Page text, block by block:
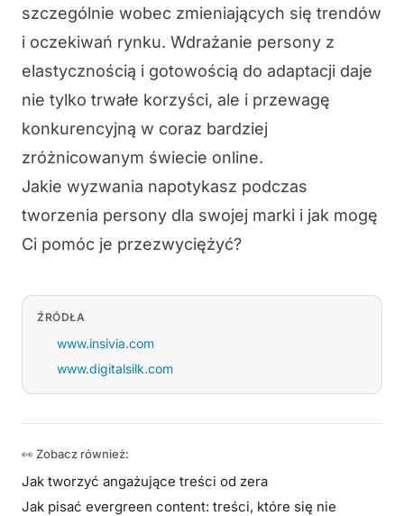
szczególnie wobec zmieniających się trendów
i oczekiwań rynku. Wdrażanie persony z
elastycznością i gotowością do adaptacji daje
nie tylko trwałe korzyści, ale i przewagę
konkurencyjną w coraz bardziej
zróżnicowanym świecie online.
Jakie wyzwania napotykasz podczas
tworzenia persony dla swojej marki i jak mogę
Ci pomóc je przezwyciężyć?
ŹRÓDŁA
www.insivia.com
www.digitalsilk.com
👀 Zobacz również:
Jak tworzyć angażujące treści od zera
Jak pisać evergreen content: treści, które się nie